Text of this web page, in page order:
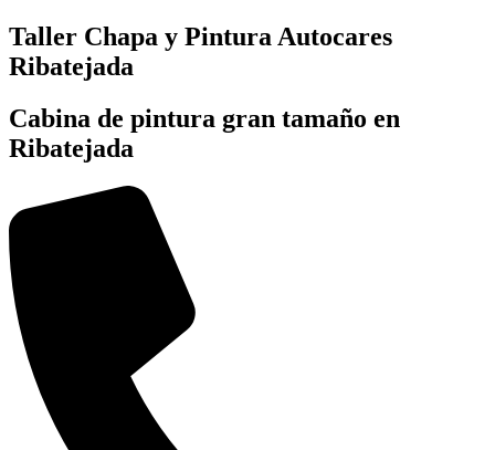
Taller Chapa y Pintura Autocares
Ribatejada
Cabina de pintura gran tamaño en
Ribatejada